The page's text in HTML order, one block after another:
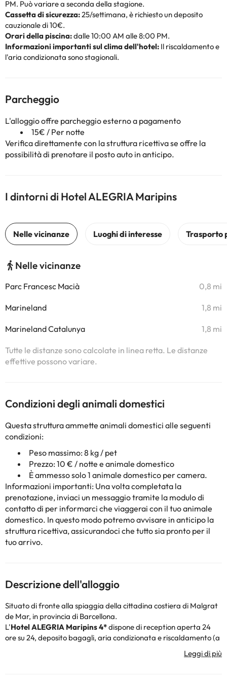
PM. Può variare a seconda della stagione.
Cassetta di sicurezza:25/settimana, è richiesto un deposito
cauzionale di 10€.
Orari della piscina:dalle 10:00 AM alle 8:00 PM.
Informazioni importanti sul clima dell'hotel: Il riscaldamento e
l'aria condizionata sono stagionali.
Parcheggio
L'alloggio offre parcheggio esterno a pagamento
15€ / Per notte
Verifica direttamente con la struttura ricettiva se offre la
possibilità di prenotare il posto auto in anticipo.
I dintorni di Hotel ALEGRIA Maripins
Nelle vicinanze
Parc Francesc Macià 0,8 mi
Marineland 1,8 mi
Marineland Catalunya 1,8 mi
Tutte le distanze sono calcolate in linea retta. Le distanze
effettive possono variare.
Condizioni degli animali domestici
Questa struttura ammette animali domestici alle seguenti
condizioni:
Peso massimo: 8 kg / pet
Prezzo: 10 € / notte e animale domestico
È ammesso solo 1 animale domestico per camera.
Informazioni importanti: Una volta completata la
prenotazione, inviaci un messaggio tramite la modulo di
contatto di per informarci che viaggerai con il tuo animale
domestico. In questo modo potremo avvisare in anticipo la
struttura ricettiva, assicurandoci che tutto sia pronto per il
tuo arrivo.
Descrizione dell'alloggio
Situato di fronte alla spiaggia della cittadina costiera di Malgrat
de Mar, in provincia di Barcellona.
L'Hotel ALEGRIA Maripins 4*dispone di reception aperta 24
ore su 24, deposito bagagli, aria condizionata e riscaldamento (a
seconda della stagione), connessione Wi-Fi e parcheggio esterno